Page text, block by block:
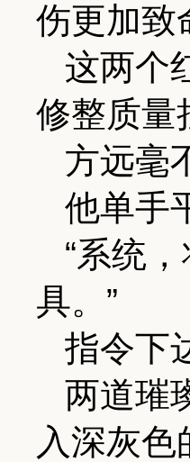
伤更加致
这两个
修整质量
方远毫
他单手
“系统
具。”
指令下
两道璀
入深灰色